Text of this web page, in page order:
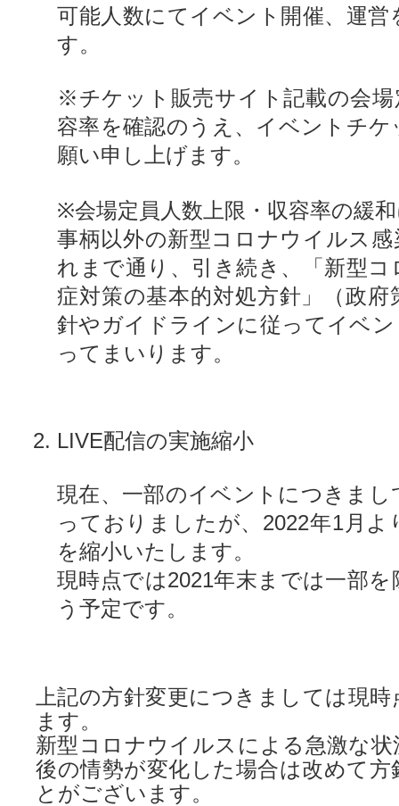
可能人数にてイベント開催、運
す。
※チケット販売サイト記載の会場
容率を確認のうえ、イベントチ
願い申し上げます。
※会場定員人数上限・収容率の緩
事柄以外の新型コロナウイルス
れまで通り、引き続き、「新型
症対策の基本的対処方針」（政
針やガイドラインに従ってイベ
ってまいります。
LIVE配信の実施縮小
現在、一部のイベントにつきまし
っておりましたが、2022年1月よ
を縮小いたします。
現時点では2021年末までは一部
う予定です。
上記の方針変更につきましては現
ます。
新型コロナウイルスによる急激な
後の情勢が変化した場合は改めて
とがございます。